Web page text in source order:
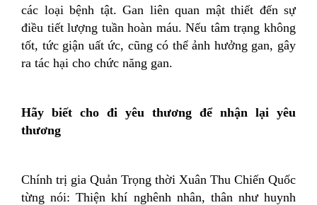
các loại bệnh tật. Gan liên quan mật thiết đến sự
điều tiết lượng tuần hoàn máu. Nếu tâm trạng không
tốt, tức giận uất ức, cũng có thể ảnh hưởng gan, gây
ra tác hại cho chức năng gan.
Hãy biết cho đi yêu thương để nhận lại yêu
thương
Chính trị gia Quản Trọng thời Xuân Thu Chiến Quốc
từng nói: Thiện khí nghênh nhân, thân như huynh